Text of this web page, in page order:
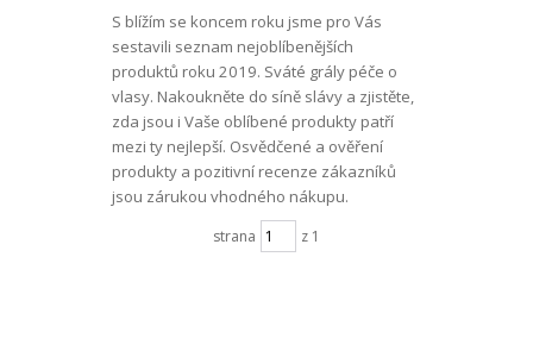
S blížím se koncem roku jsme pro Vás
sestavili seznam nejoblíbenějších
produktů roku 2019. Sváté grály péče o
vlasy. Nakoukněte do síně slávy a zjistěte,
zda jsou i Vaše oblíbené produkty patří
mezi ty nejlepší. Osvědčené a ověření
produkty a pozitivní recenze zákazníků
jsou zárukou vhodného nákupu.
strana z 1